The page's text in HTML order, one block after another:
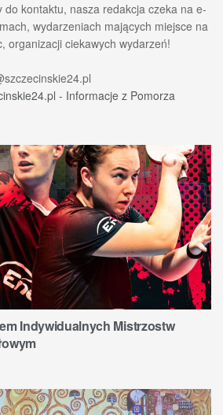
do kontaktu, nasza redakcja czeka na e-
wydarzeniach mających miejsce na
organizacji ciekawych wydarzeń!
- Informacje z Pomorza
Indywidualnych Mistrzostw